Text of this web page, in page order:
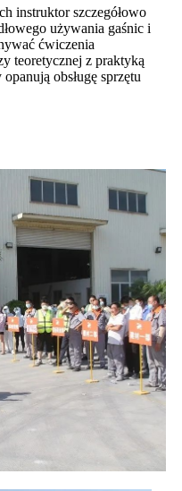
instruktor szczegółowo
używania gaśnic i
ćwiczenia
teoretycznej z praktyką
obsługę sprzętu